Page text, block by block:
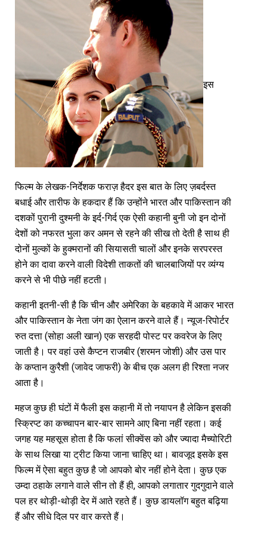
इस
फिल्म के लेखक-निर्देशक फराज़ हैदर इस बात के लिए ज़बर्दस्त
बधाई और तारीफ के हकदार हैं कि उन्होंने भारत और पाकिस्तान की
दशकों पुरानी दुश्मनी के इर्द-गिर्द एक ऐसी कहानी बुनी जो इन दोनों
देशों को नफरत भुला कर अमन से रहने की सीख तो देती है साथ ही
दोनों मुल्कों के हुक्मरानों की सियासती चालों और इनके सरपरस्त
होने का दावा करने वाली विदेशी ताकतों की चालबाजियों पर व्यंग्य
करने से भी पीछे नहीं हटती।
कहानी इतनी-सी है कि चीन और अमेरिका के बहकावे में आकर भारत
और पाकिस्तान के नेता जंग का ऐलान करने वाले हैं। न्यूज-रिपोर्टर
रुत दत्ता (सोहा अली खान) एक सरहदी पोस्ट पर कवरेज के लिए
जाती है। पर वहां उसे कैप्टन राजबीर (शरमन जोशी) और उस पार
के कप्तान कुरैशी (जावेद जाफरी) के बीच एक अलग ही रिश्ता नजर
आता है।
महज कुछ ही घंटों में फैली इस कहानी में तो नयापन है लेकिन इसकी
स्क्रिप्ट का कच्चापन बार-बार सामने आए बिना नहीं रहता। कई
जगह यह महसूस होता है कि फलां सीक्वेंस को और ज्यादा मैच्योरिटी
के साथ लिखा या ट्रीट किया जाना चाहिए था। बावजूद इसके इस
फिल्म में ऐसा बहुत कुछ है जो आपको बोर नहीं होने देता। कुछ एक
उम्दा ठहाके लगाने वाले सीन तो हैं ही, आपको लगातार गुदगुदाने वाले
पल हर थोड़ी-थोड़ी देर में आते रहते हैं। कुछ डायलॉग बहुत बढ़िया
हैं और सीधे दिल पर वार करते हैं।